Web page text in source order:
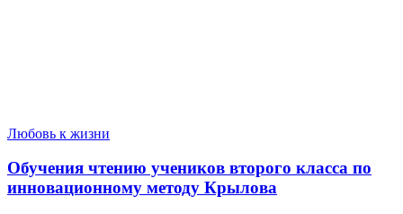
Любовь к жизни
Обучения чтению учеников второго класса по
инновационному методу Крылова